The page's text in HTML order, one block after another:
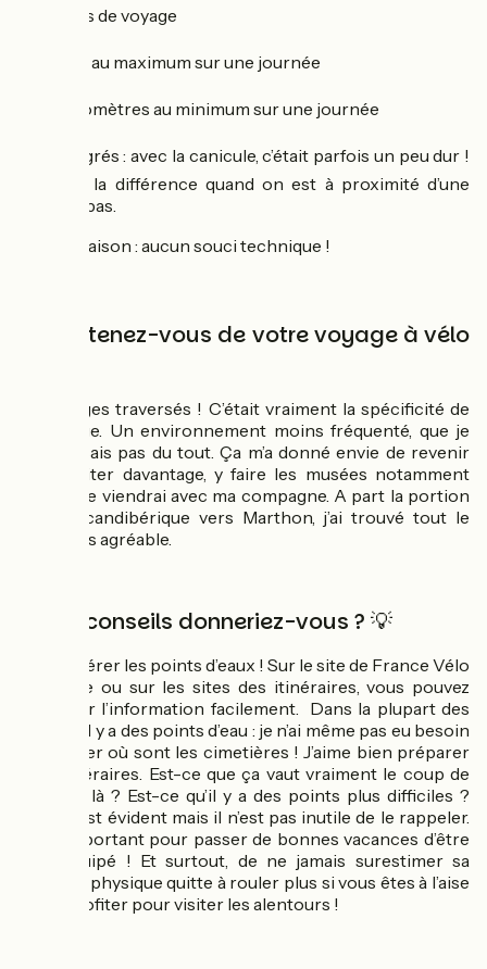
11 jours de voyage
113 km au maximum sur une journée
70 kilomètres au minimum sur une journée
40 degrés : avec la canicule, c’était parfois un peu dur !
On sent la différence quand on est à proximité d’une
forêt ou pas.
0 crevaison : aucun souci technique !
Que retenez-vous de votre voyage à vélo
Les villages traversés ! C’était vraiment la spécificité de
ce voyage. Un environnement moins fréquenté, que je
connaissais pas du tout. Ça m’a donné envie de revenir
pour visiter davantage, y faire les musées notamment
lorsque je viendrai avec ma compagne. A part la portion
de La Scandibérique vers Marthon, j’ai trouvé tout le
trajet très agréable.
Quels conseils donneriez-vous ? 💡
Bien repérer les points d’eaux ! Sur le site de France Vélo
Tourisme ou sur les sites des itinéraires, vous pouvez
retrouver l’information facilement. Dans la plupart des
villages, il y a des points d’eau : je n’ai même pas eu besoin
d’identifier où sont les cimetières ! J’aime bien préparer
mes itinéraires. Est-ce que ça vaut vraiment le coup de
s’arrêter là ? Est-ce qu’il y a des points plus difficiles ?
Enfin, c’est évident mais il n’est pas inutile de le rappeler.
C’est important pour passer de bonnes vacances d’être
bien équipé ! Et surtout, de ne jamais surestimer sa
capacité physique quitte à rouler plus si vous êtes à l’aise
ou en profiter pour visiter les alentours !